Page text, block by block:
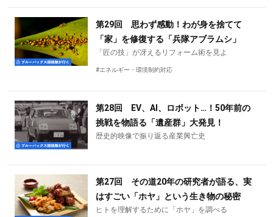
第29回 思わず感動！わが身を捨てて
「家」を修復する「兵隊アブラムシ」
「匠の技」が冴えるリフォーム術を見よ
#エネルギー・環境制約対応
第28回 EV、AI、ロボット…！50年前の
挑戦を物語る「遺産群」大発見！
歴史的映像で振り返る産業興亡史
第27回 その道20年の研究者が語る、実
はすごい「ホヤ」という生き物の秘密
ヒトを理解するために「ホヤ」を調べる